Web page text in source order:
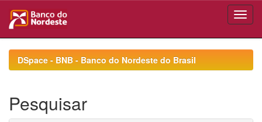
navigationDSpace - BNB - Banco do Nordeste do Brasil
Pesquisar